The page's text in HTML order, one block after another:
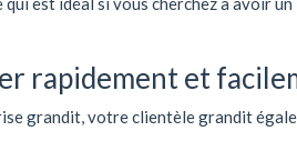
rapidement et
grandit, votre clientèle grandit